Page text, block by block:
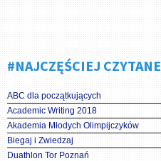
#NAJCZĘŚCIEJ CZYTANE
ABC dla początkujących
Academic Writing 2018
Akademia Młodych Olimpijczyków
Biegaj i Zwiedzaj
Duathlon Tor Poznań